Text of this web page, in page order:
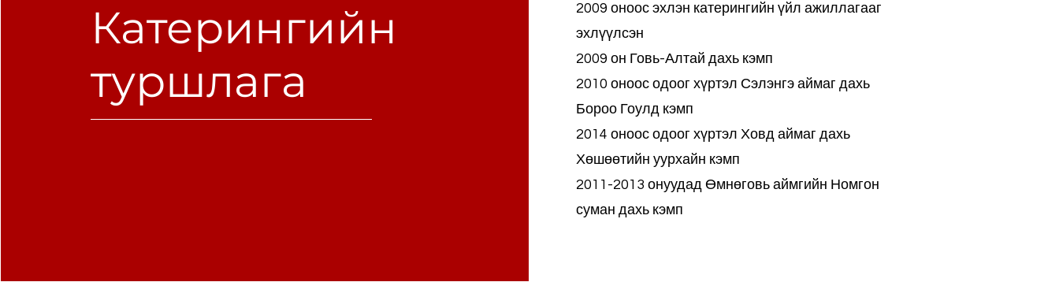
Катерингийн
туршлага
2009 оноос эхлэн катерингийн үйл ажиллагааг
эхлүүлсэн
2009 он Говь-Алтай дахь кэмп
2010 оноос одоог хүртэл Сэлэнгэ аймаг дахь
Бороо Гоулд кэмп
2014 оноос одоог хүртэл Ховд аймаг дахь
Хөшөөтийн уурхайн кэмп
2011-2013 онуудад Өмнөговь аймгийн Номгон
суман дахь кэмп